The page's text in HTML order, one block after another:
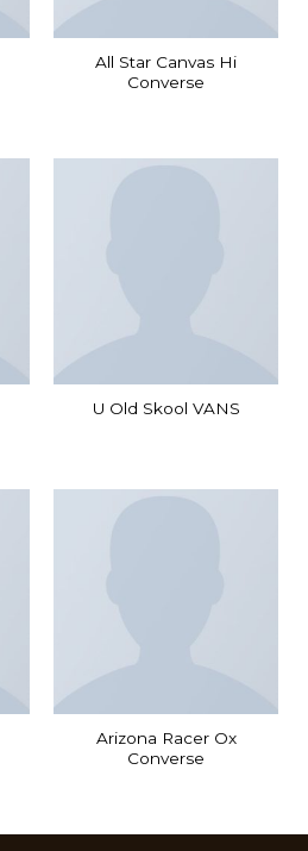
All Star Canvas Hi
Converse
U Old Skool VANS
Arizona Racer Ox
Converse